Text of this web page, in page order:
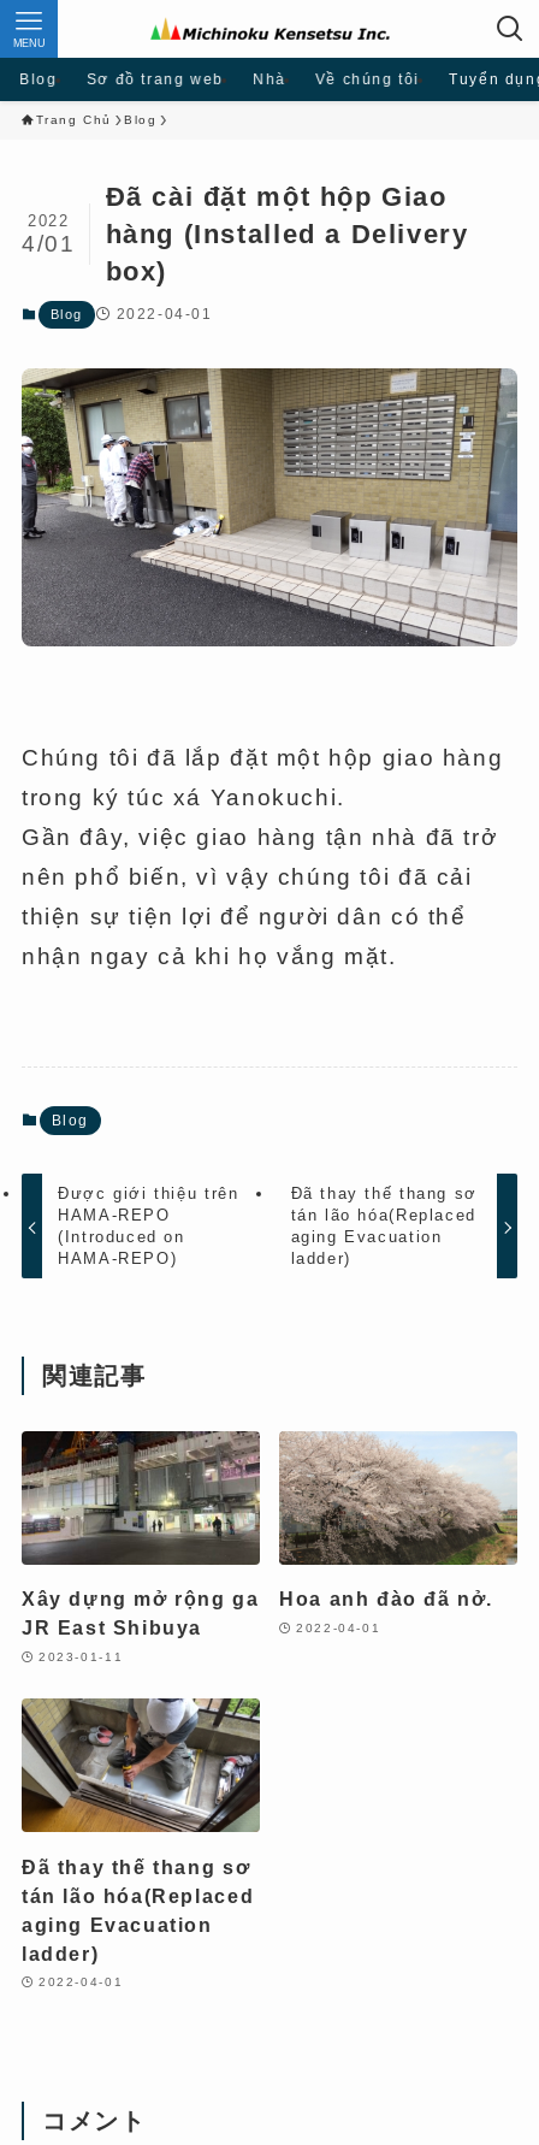
MENU
Blog Sơ đồ trang web Nhà Về chúng tôi Tuyển
Trang Chủ Blog
Đã cài đặt một hộp Giao
hàng (Installed a Delivery
box)
2022
4/01
Blog 2022-04-01
Chúng tôi đã lắp đặt một hộp giao hàng
trong ký túc xá Yanokuchi.
Gần đây, việc giao hàng tận nhà đã trở
nên phổ biến, vì vậy chúng tôi đã cải
thiện sự tiện lợi để người dân có thể
nhận ngay cả khi họ vắng mặt.
Blog
Được giới thiệu trên
HAMA-REPO
(Introduced on
HAMA-REPO)
Đã thay thế thang sơ
tán lão hóa(Replaced
aging Evacuation
ladder)
関連記事
Xây dựng mở rộng ga
JR East Shibuya
2023-01-11
Hoa anh đào đã nở.
2022-04-01
Đã thay thế thang sơ
tán lão hóa(Replaced
aging Evacuation
ladder)
2022-04-01
コメント